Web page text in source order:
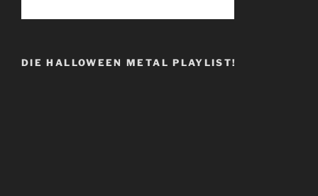
DIE HALLOWEEN METAL PLAYLIST!